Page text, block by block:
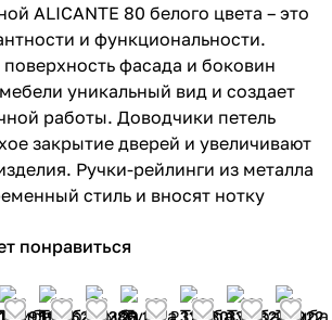
ALICANTE 80 белого цвета – это
и функциональности.
фасада и боковин
уникальный вид и создает
работы. Доводчики петель
закрытие дверей и увеличивают
Ручки-рейлинги из металла
стиль и вносят нотку
понравиться
19 19519 86228 38623 112 ₽31 03033 98221 922